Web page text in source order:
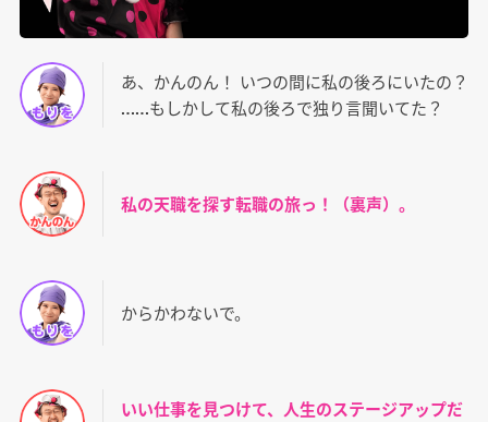
あ、かんのん！ いつの間に私の後ろにいたの？
……もしかして私の後ろで独り言聞いてた？
私の天職を探す転職の旅っ！（裏声）。
からかわないで。
いい仕事を見つけて、人生のステージアップだ